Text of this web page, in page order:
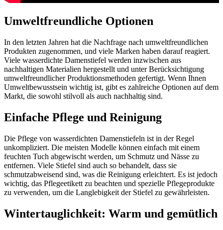
Umweltfreundliche Optionen
In den letzten Jahren hat die Nachfrage nach umweltfreundlichen
Produkten zugenommen, und viele Marken haben darauf reagiert.
Viele wasserdichte Damenstiefel werden inzwischen aus
nachhaltigen Materialien hergestellt und unter Berücksichtigung
umweltfreundlicher Produktionsmethoden gefertigt. Wenn Ihnen
Umweltbewusstsein wichtig ist, gibt es zahlreiche Optionen auf dem
Markt, die sowohl stilvoll als auch nachhaltig sind.
Einfache Pflege und Reinigung
Die Pflege von wasserdichten Damenstiefeln ist in der Regel
unkompliziert. Die meisten Modelle können einfach mit einem
feuchten Tuch abgewischt werden, um Schmutz und Nässe zu
entfernen. Viele Stiefel sind auch so behandelt, dass sie
schmutzabweisend sind, was die Reinigung erleichtert. Es ist jedoch
wichtig, das Pflegeetikett zu beachten und spezielle Pflegeprodukte
zu verwenden, um die Langlebigkeit der Stiefel zu gewährleisten.
Wintertauglichkeit: Warm und gemütlich